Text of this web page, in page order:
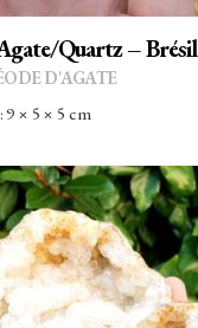
Quartz – Brésil
D'AGATE
× 5 × 5 cm